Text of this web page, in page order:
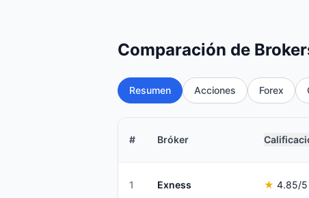
Comparación de
Resumen Acciones Forex
# Bróker
1 Exness ★ 4.85/5